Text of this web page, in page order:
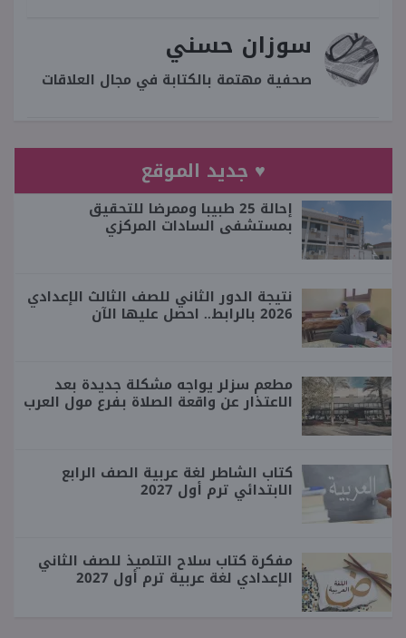
سوزان حسني
صحفية مهتمة بالكتابة في مجال العلاقات
♥ جديد الموقع
إحالة 25 طبيبا وممرضا للتحقيق
بمستشفى السادات المركزي
نتيجة الدور الثاني للصف الثالث الإعدادي
2026 بالرابط.. احصل عليها الآن
مطعم سزلر يواجه مشكلة جديدة بعد
الاعتذار عن واقعة الصلاة بفرع مول العرب
كتاب الشاطر لغة عربية الصف الرابع
الابتدائي ترم أول 2027
مفكرة كتاب سلاح التلميذ للصف الثاني
الإعدادي لغة عربية ترم أول 2027